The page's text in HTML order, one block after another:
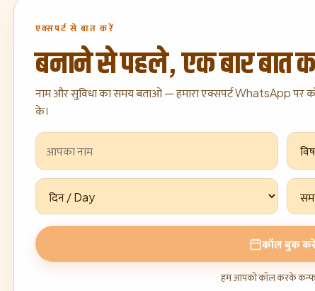
एक्सपर्ट से बात करें
बनाने से पहले, एक बार बात
नाम और सुविधा का समय बताओ — हमारा एक्सपर्ट WhatsApp पर
के।
कॉल बुक
हम आपको कॉल करके